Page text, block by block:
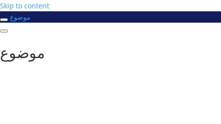
Skip to content
موضوع
موضوع